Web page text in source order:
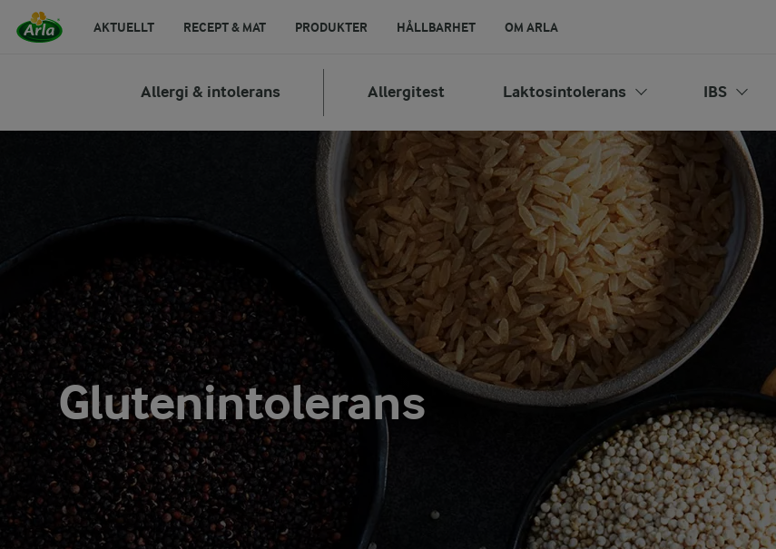
AKTUELLT RECEPT & MAT PRODUKTER HÅLLBARHET OM ARLA
Allergi & intolerans Allergitest Laktosintolerans IBS
Glutenintolerans